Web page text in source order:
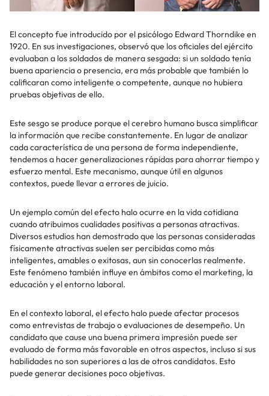
El concepto fue introducido por el psicólogo Edward Thorndike en
1920. En sus investigaciones, observó que los oficiales del ejército
evaluaban a los soldados de manera sesgada: si un soldado tenía
buena apariencia o presencia, era más probable que también lo
calificaran como inteligente o competente, aunque no hubiera
pruebas objetivas de ello.
Este sesgo se produce porque el cerebro humano busca simplificar
la información que recibe constantemente. En lugar de analizar
cada característica de una persona de forma independiente,
tendemos a hacer generalizaciones rápidas para ahorrar tiempo y
esfuerzo mental. Este mecanismo, aunque útil en algunos
contextos, puede llevar a errores de juicio.
Un ejemplo común del efecto halo ocurre en la vida cotidiana
cuando atribuimos cualidades positivas a personas atractivas.
Diversos estudios han demostrado que las personas consideradas
físicamente atractivas suelen ser percibidas como más
inteligentes, amables o exitosas, aun sin conocerlas realmente.
Este fenómeno también influye en ámbitos como el marketing, la
educación y el entorno laboral.
En el contexto laboral, el efecto halo puede afectar procesos
como entrevistas de trabajo o evaluaciones de desempeño. Un
candidato que cause una buena primera impresión puede ser
evaluado de forma más favorable en otros aspectos, incluso si sus
habilidades no son superiores a las de otros candidatos. Esto
puede generar decisiones poco objetivas.